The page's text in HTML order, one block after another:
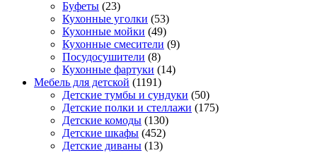
Буфеты (23)
Кухонные уголки (53)
Кухонные мойки (49)
Кухонные смесители (9)
Посудосушители (8)
Кухонные фартуки (14)
Мебель для детской (1191)
Детские тумбы и сундуки (50)
Детские полки и стеллажи (175)
Детские комоды (130)
Детские шкафы (452)
Детские диваны (13)